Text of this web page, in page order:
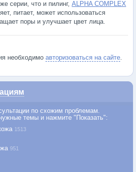
серии, что и пилинг, ALPHA COMPLEX
питает, может использоваться
поры и улучшает цвет лица.
необходимо авторизоваться на сайте.
по схожим проблемам.
темы и нажмите "Показать":
1513
951